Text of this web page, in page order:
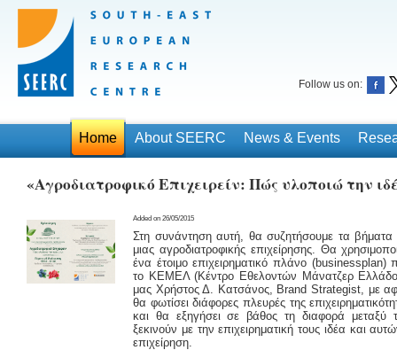
Follow us on:
Home About SEERC News & Events
«Αγροδιατροφικό Επιχειρείν: Πώς υλοποιώ την
Added on 26/05/2015
Στη συνάντηση αυτή, θα συζητήσουμε τα βήματα
μιας αγροδιατροφικής επιχείρησης. Θα
ένα έτοιμο επιχειρηματικό πλάνο
το ΚΕΜΕΛ (Κέντρο Εθελοντών Mάνατζερ
μας Χρήστος Δ. Κατσάνος, Brand Strategist, με
θα φωτίσει διάφορες πλευρές της
και θα εξηγήσει σε βάθος τη διαφορά μεταξύ
ξεκινούν με την επιχειρηματική τους ιδέα και
επιχείρηση.